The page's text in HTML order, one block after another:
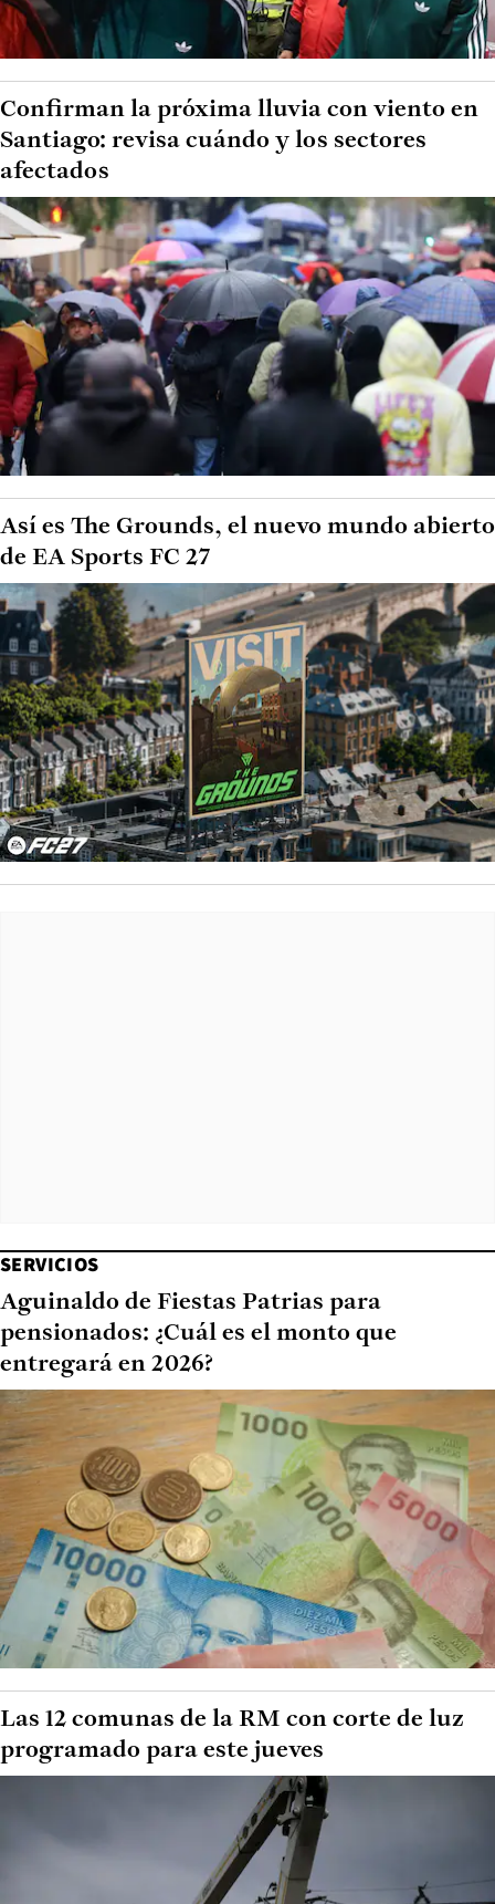
Confirman la próxima lluvia con viento en
Santiago: revisa cuándo y los sectores
afectados
Así es The Grounds, el nuevo mundo abierto
de EA Sports FC 27
SERVICIOS
Aguinaldo de Fiestas Patrias para
pensionados: ¿Cuál es el monto que
entregará en 2026?
Las 12 comunas de la RM con corte de luz
programado para este jueves